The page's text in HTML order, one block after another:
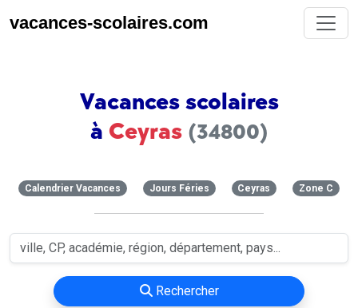
vacances-scolaires.com
Vacances scolaires
à Ceyras (34800)
Calendrier Vacances Jours Féries Ceyras Zone C
Rechercher